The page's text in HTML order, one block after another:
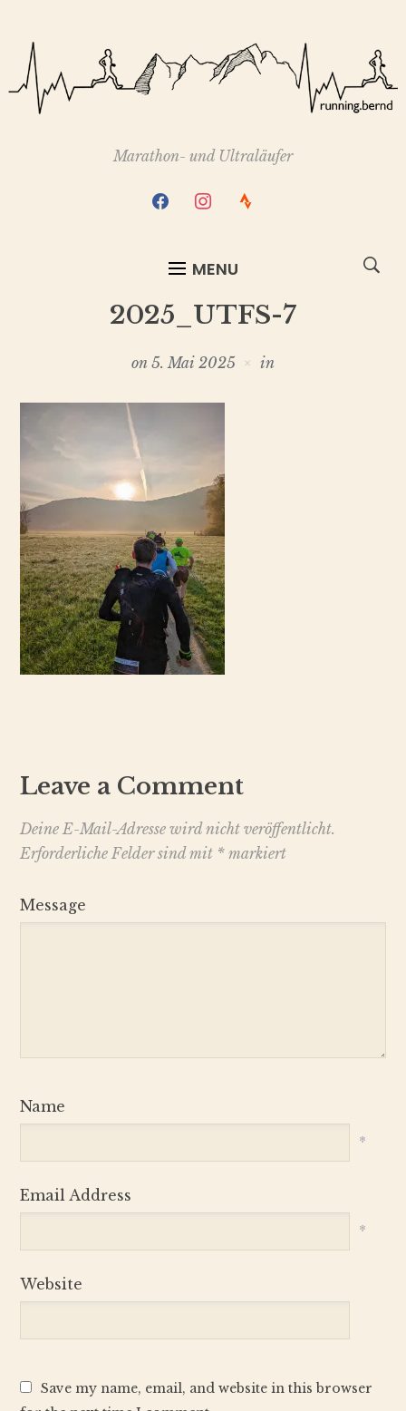
Marathon- und Ultraläufer
facebookinstagram
strava
MENU
2025_UTFS-7
on 5. Mai 2025 in
Leave a Comment
Deine E-Mail-Adresse wird nicht veröffentlicht.
Erforderliche Felder sind mit *markiert
Message
Name
*
Email Address
*
Website
Save my name, email, and website in this browser